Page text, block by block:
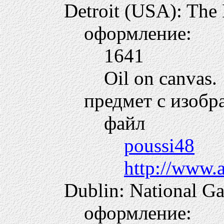
Detroit (USA):
оформление:
1641
Oil on canvas.
предмет с
файл
poussi48
http://
Dublin: National
оформление: